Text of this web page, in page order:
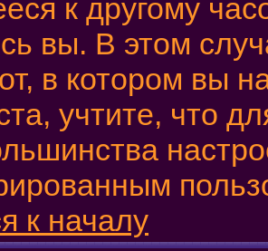
к другому
вы. В этом
в котором вы
учтите, что
к началу